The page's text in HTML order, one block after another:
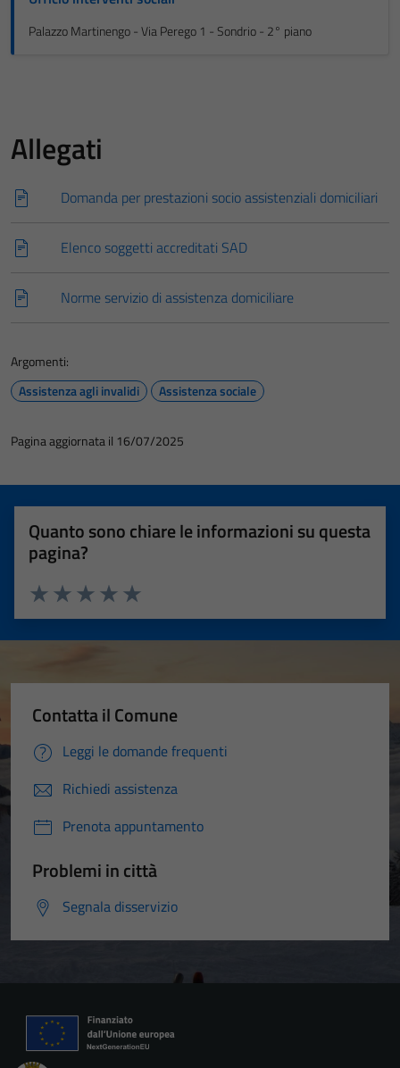
Palazzo Martinengo - Via Perego 1 - Sondrio - 2° piano
Allegati
Domanda per prestazioni socio assistenziali domiciliari
Elenco soggetti accreditati SAD
Norme servizio di assistenza domiciliare
Argomenti:
Assistenza agli invalidi
Assistenza sociale
Pagina aggiornata il 16/07/2025
Quanto sono chiare le informazioni su questa
pagina?
Valuta 5 stelle su 5
Valuta 4 stelle su 5
Valuta 3 stelle su 5
Valuta 2 stelle su 5
Valuta 1 stelle su 5
Contatta il Comune
Leggi le domande frequenti
Richiedi assistenza
Prenota appuntamento
Problemi in città
Segnala disservizio